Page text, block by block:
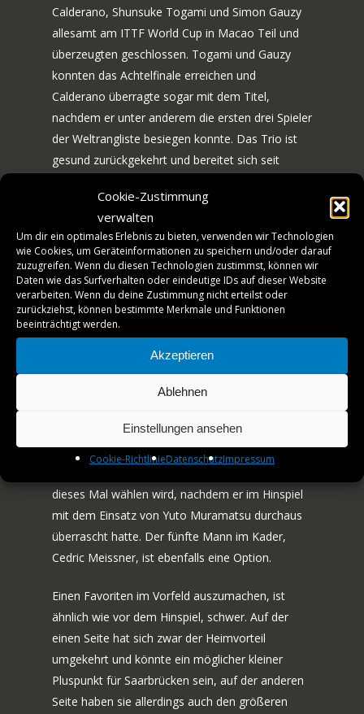
Cookie-Zustimmung
verwalten
Um dir ein optimales Erlebnis zu bieten, verwenden wir Technologien
wie Cookies, um Geräteinformationen zu speichern und/oder darauf
zuzugreifen. Wenn du diesen Technologien zustimmst, können wir
Daten wie das Surfverhalten oder eindeutige IDs auf dieser Website
verarbeiten. Wenn du deine Zustimmung nicht erteilst oder
zurückziehst, können bestimmte Merkmale und Funktionen
beeinträchtigt werden.
Akzeptieren
Ablehnen
Einstellungen ansehen
Cookie-RichtlinieDatenschutzImpressum
Calderano, Shunsuke Togami und Simon Gauzy
allesamt am ITTF World Cup in Macao Teil und
überzeugten geschlossen. Togami und Gauzy
konnten das Achtelfinale erreichen und
Calderano überragte sogar mit dem Titel,
nachdem er unter anderem die ersten drei Spieler
der Weltrangliste besiegen konnte. Das Trio ist
gesund zurückgekehrt und bereitet sich seit
und Tiago Abiodun auf die schwere
Auswärtspartie vor.
Auch die Gastgeber von Trainer Wang Zhi
werden sich logischerweise intensiv vorbereiten,
denn schließlich wollen und müssen sie ein
anderes Gesicht als im ersten Aufeinandertreffen
Franziska, Darko Jorgic und Eduard Ionescu sind
ebenfalls drei Spieler international unterwegs
auch die physischen Voraussetzungen am
Sonntag mitentscheidend sein werden. Spannend
dieses Mal wählen wird, nachdem er im Hinspiel
mit dem Einsatz von Yuto Muramatsu durchaus
überrascht hatte. Der fünfte Mann im Kader,
Cedric Meissner, ist ebenfalls eine Option.
Einen Favoriten im Vorfeld auszumachen, ist
ähnlich wie vor dem Hinspiel, schwer. Auf der
einen Seite hat sich zwar der Heimvorteil
umgekehrt und könnte ein möglicher kleiner
Pluspunkt für Saarbrücken sein, auf der anderen
Seite haben sie allerdings auch den größeren
70 JAHRE TTF
JUBILÄUMS-
NEWS
MANNSCHAFT
TICKETS
VEREINSSHOP
PARTNER
JOBS
KONTAKT